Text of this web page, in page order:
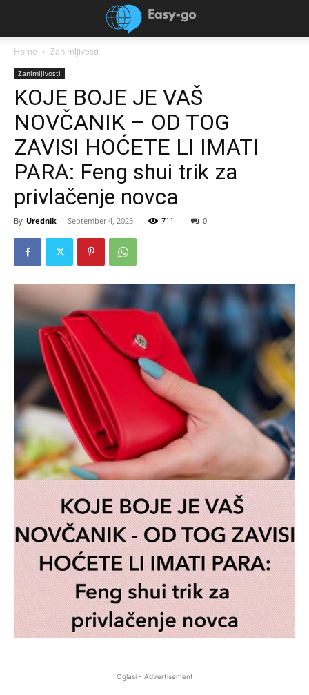
Home Zanimljivosti
Zanimljivosti
KOJE BOJE JE VAŠ
NOVČANIK – OD TOG
ZAVISI HOĆETE LI IMATI
PARA: Feng shui trik za
privlačenje novca
By Urednik - September 4, 2025 711 0
Oglasi - Advertisement